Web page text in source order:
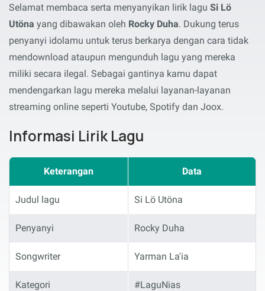
Selamat membaca serta menyanyikan lirik lagu Si Lö
Utöna yang dibawakan oleh Rocky Duha. Dukung terus
penyanyi idolamu untuk terus berkarya dengan cara tidak
mendownload ataupun mengunduh lagu yang mereka
miliki secara ilegal. Sebagai gantinya kamu dapat
mendengarkan lagu mereka melalui layanan-layanan
streaming online seperti Youtube, Spotify dan Joox.
Informasi Lirik Lagu
Keterangan Data
Judul lagu Si Lö Utöna
Penyanyi Rocky Duha
Songwriter Yarman La'ia
Kategori #LaguNias